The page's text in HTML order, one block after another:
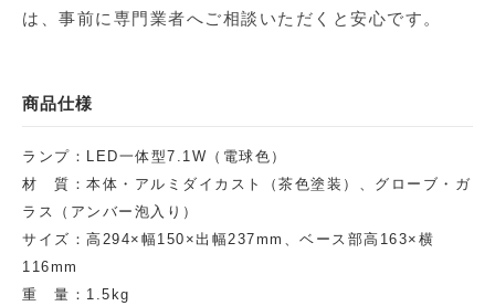
は、事前に専門業者へご相談いただくと安心です。
商品仕様
ランプ：LED一体型7.1W（電球色）
材 質：本体・アルミダイカスト（茶色塗装）、グローブ・ガ
ラス（アンバー泡入り）
サイズ：高294×幅150×出幅237mm、ベース部高163×横
116mm
重 量：1.5kg